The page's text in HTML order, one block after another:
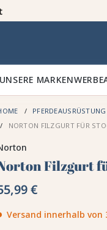
UNSERE MARKEN
PFERDEAUSRÜSTUNG
NORTON FILZGURT FÜR
Filzgurt
€
Versand innerhalb von